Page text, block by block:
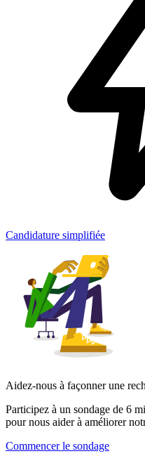
Candidature simplifiée
Aidez-nous à façonner une
Participez à un sondage de 6
pour nous aider à améliorer
Commencer le sondage